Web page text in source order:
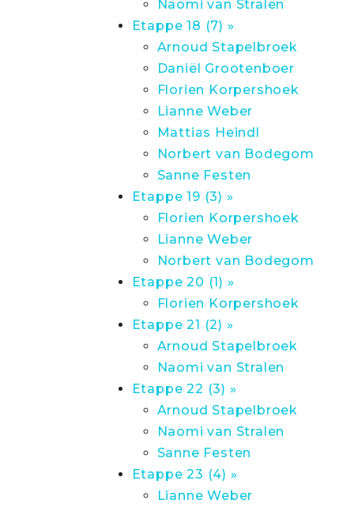
Naomi van Stralen
Etappe 18 (7) »
Arnoud Stapelbroek
Daniël Grootenboer
Florien Korpershoek
Lianne Weber
Mattias Heindl
Norbert van Bodegom
Sanne Festen
Etappe 19 (3) »
Florien Korpershoek
Lianne Weber
Norbert van Bodegom
Etappe 20 (1) »
Florien Korpershoek
Etappe 21 (2) »
Arnoud Stapelbroek
Naomi van Stralen
Etappe 22 (3) »
Arnoud Stapelbroek
Naomi van Stralen
Sanne Festen
Etappe 23 (4) »
Lianne Weber